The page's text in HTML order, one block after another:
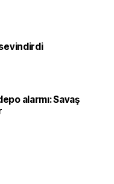
sevindirdi
alarmı: Savaş